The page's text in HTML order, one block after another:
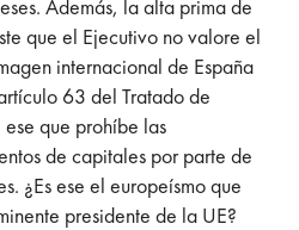
Además, la alta prima de
que el Ejecutivo no valore el
internacional de España
63 del Tratado de
que prohíbe las
de capitales por parte de
¿Es ese el europeísmo que
presidente de la UE?